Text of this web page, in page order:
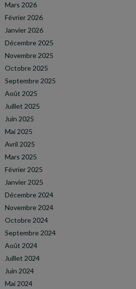
Mars 2026
Février 2026
Janvier 2026
Décembre 2025
Novembre 2025
Octobre 2025
Septembre 2025
Août 2025
Juillet 2025
Juin 2025
Mai 2025
Avril 2025
Mars 2025
Février 2025
Janvier 2025
Décembre 2024
Novembre 2024
Octobre 2024
Septembre 2024
Août 2024
Juillet 2024
Juin 2024
Mai 2024